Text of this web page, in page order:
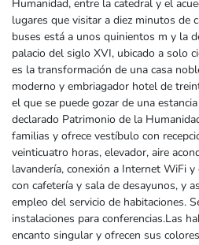
Humanidad, entre la catedral y el
lugares que visitar a diez minutos de
buses está a unos quinientos m y la
palacio del siglo XVI, ubicado a solo
es la transformación de una casa
moderno y embriagador hotel de
el que se puede gozar de una
declarado Patrimonio de la
familias y ofrece vestíbulo con
veinticuatro horas, elevador, aire
lavandería, conexión a Internet WiFi
con cafetería y sala de desayunos, y
empleo del servicio de habitaciones.
instalaciones para conferencias.Las
encanto singular y ofrecen sus